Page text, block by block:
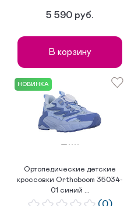
5 590 руб.
В корзину
НОВИНКА
Ортопедические детские
кроссовки Orthoboom 35034-
01 синий ...